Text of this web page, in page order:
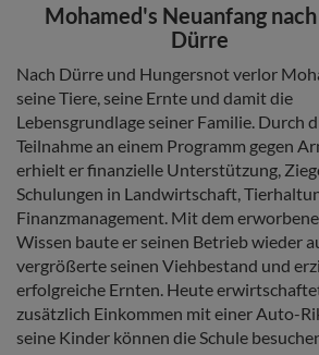
Headline
Mohamed's Neuanfang
Dürre
Copy
Nach Dürre und Hungersnot verlor
seine Tiere, seine Ernte und damit die
Lebensgrundlage seiner Familie. Durch
Teilnahme an einem Programm gegen
erhielt er finanzielle Unterstützung,
Schulungen in Landwirtschaft,
Finanzmanagement. Mit dem
Wissen baute er seinen Betrieb wieder
vergrößerte seinen Viehbestand und
erfolgreiche Ernten. Heute
zusätzlich Einkommen mit einer Auto-
seine Kinder können die Schule